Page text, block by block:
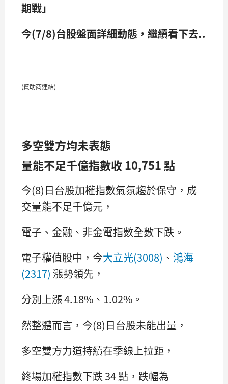
期戰」
今(7/8)台股盤面詳細動態，繼續看下去..
(贊助商連結)
多空雙方均未表態
量能不足千億指數收 10,751 點
今(8)日台股加權指數氣氛趨於保守，成
交量能不足千億元，
電子、金融、非金電指數全數下跌。
電子權值股中，今大立光(3008) 、 鴻海
(2317) 漲勢領先，
分別上漲 4.18%、1.02%。
然整體而言，今(8)日台股未能出量，
多空雙方力道持續在季線上拉距，
終場加權指數下跌 34 點，跌幅為